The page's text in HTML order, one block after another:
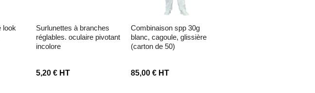
surlunettes à branches
réglables. oculaire pivotant
incolore
5,20 €HT
combinaison spp 30g
blanc, cagoule, glissière
(carton de 50)
85,00€ HT